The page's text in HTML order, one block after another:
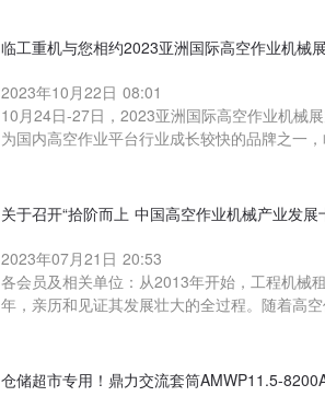
临工重机与您相约2023亚洲国际高空作业机械展
2023年10月22日 08:01
10月24日-27日，2023亚洲国际高空作业机械
为国内高空作业平台行业成长较快的品牌之一
关于召开“拾阶而上 中国高空作业机械产业发
2023年07月21日 20:53
各会员及相关单位：从2013年开始，工程机械
年，亲历和见证其发展壮大的全过程。随着高
仓储超市专用！鼎力交流套筒AMWP11.5-